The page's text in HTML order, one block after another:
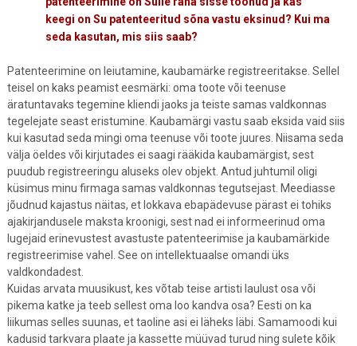
keegi on Su patenteeritud sõna vastu eksinud? Kui ma
seda kasutan, mis siis saab?
Patenteerimine on leiutamine, kaubamärke registreeritakse. Sellel
teisel on kaks peamist eesmärki: oma toote või teenuse
äratuntavaks tegemine kliendi jaoks ja teiste samas valdkonnas
tegelejate seast eristumine. Kaubamärgi vastu saab eksida vaid siis
kui kasutad seda mingi oma teenuse või toote juures. Niisama seda
välja öeldes või kirjutades ei saagi rääkida kaubamärgist, sest
puudub registreeringu aluseks olev objekt. Antud juhtumil oligi
küsimus minu firmaga samas valdkonnas tegutsejast. Meediasse
jõudnud kajastus näitas, et lokkava ebapädevuse pärast ei tohiks
ajakirjandusele maksta kroonigi, sest nad ei informeerinud oma
lugejaid erinevustest avastuste patenteerimise ja kaubamärkide
registreerimise vahel. See on intellektuaalse omandi üks
valdkondadest.
Kuidas arvata muusikust, kes võtab teise artisti laulust osa või
pikema katke ja teeb sellest oma loo kandva osa? Eesti on ka
liikumas selles suunas, et taoline asi ei läheks läbi. Samamoodi kui
kadusid tarkvara plaate ja kassette müüvad turud ning sulete kõik